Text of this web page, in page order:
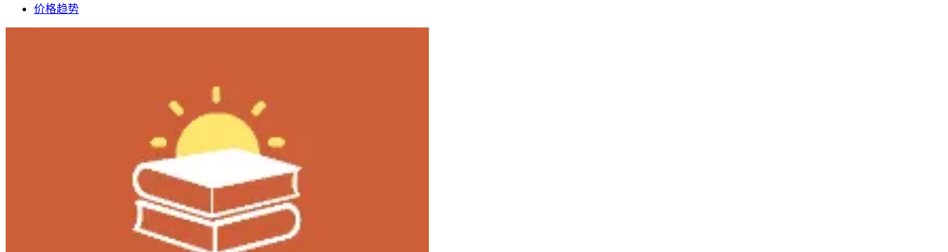
价格趋势